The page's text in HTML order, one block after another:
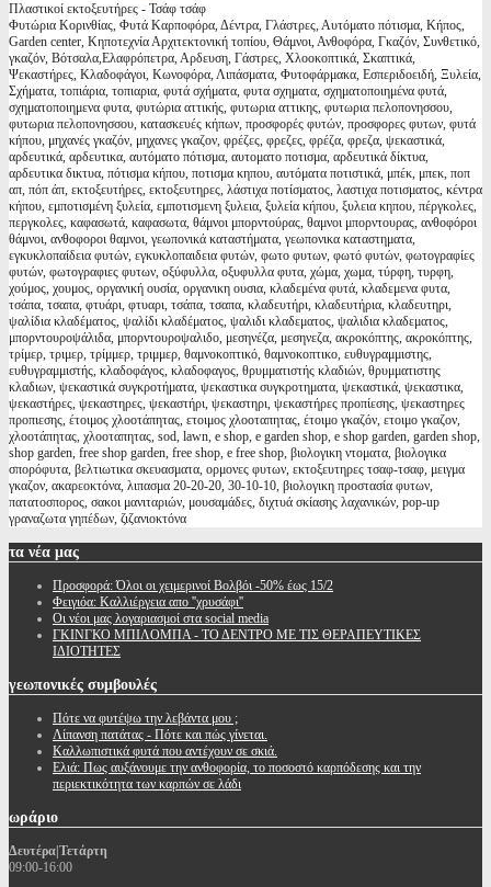
Πλαστικοί εκτοξευτήρες - Τσάφ τσάφ
Φυτώρια Κορινθίας, Φυτά Καρποφόρα, Δέντρα, Γλάστρες, Αυτόματο πότισμα, Κήπος,
Garden center, Κηποτεχνία Αρχιτεκτονική τοπίου, Θάμνοι, Ανθοφόρα, Γκαζόν, Συνθετικό,
γκαζόν, Βότσαλα,Ελαφρόπετρα, Αρδευση, Γάστρες, Χλοοκοπτικά, Σκαπτικά,
Ψεκαστήρες, Κλαδοφάγοι, Κωνοφόρα, Λιπάσματα, Φυτοφάρμακα, Εσπεριδοειδή, Ξυλεία,
Σχήματα, τοπιάρια, τοπιαρια, φυτά σχήματα, φυτα σχηματα, σχηματοποιημένα φυτά,
σχηματοποιημενα φυτα, φυτώρια αττικής, φυτωρια αττικης, φυτωρια πελοπονησσου,
φυτωρια πελοπονησσου, κατασκευές κήπων, προσφορές φυτών, προσφορες φυτων, φυτά
κήπου, μηχανές γκαζόν, μηχανες γκαζον, φρέζες, φρεζες, φρέζα, φρεζα, ψεκαστικά,
αρδευτικά, αρδευτικα, αυτόματο πότισμα, αυτοματο ποτισμα, αρδευτικά δίκτυα,
αρδευτικα δικτυα, πότισμα κήπου, ποτισμα κηπου, αυτόματα ποτιστικά, μπέκ, μπεκ, ποπ
απ, πόπ άπ, εκτοξευτήρες, εκτοξευτηρες, λάστιχα ποτίσματος, λαστιχα ποτισματος, κέντρα
κήπου, εμποτισμένη ξυλεία, εμποτισμενη ξυλεια, ξυλεία κήπου, ξυλεια κηπου, πέργκολες,
περγκολες, καφασωτά, καφασωτα, θάμνοι μπορντούρας, θαμνοι μπορντουρας, ανθοφόροι
θάμνοι, ανθοφοροι θαμνοι, γεωπονικά καταστήματα, γεωπονικα καταστηματα,
εγκυκλοπαίδεια φυτών, εγκυκλοπαιδεια φυτών, φωτο φυτων, φωτό φυτών, φωτογραφίες
φυτών, φωτογραφιες φυτων, οξύφυλλα, οξυφυλλα φυτα, χώμα, χωμα, τύρφη, τυρφη,
χούμος, χουμος, οργανική ουσία, οργανικη ουσια, κλαδεμένα φυτά, κλαδεμενα φυτα,
τσάπα, τσαπα, φτυάρι, φτυαρι, τσάπα, τσαπα, κλαδευτήρι, κλαδευτήρια, κλαδευτηρι,
ψαλίδια κλαδέματος, ψαλίδι κλαδέματος, ψαλιδι κλαδεματος, ψαλιδια κλαδεματος,
μπορντουροψάλιδα, μπορντουροψαλιδο, μεσηνέζα, μεσηνεζα, ακροκόπτης, ακροκόπτης,
τρίμερ, τριμερ, τρίμμερ, τριμμερ, θαμνοκοπτικό, θαμνοκοπτικο, ευθυγραμμιστης,
ευθυγραμμιστής, κλαδοφάγος, κλαδοφαγος, θρυμματιστής κλαδιών, θρυμματιστης
κλαδιων, ψεκαστικά συγκροτήματα, ψεκαστικα συγκροτηματα, ψεκαστικά, ψεκαστικα,
ψεκαστήρες, ψεκαστηρες, ψεκαστήρι, ψεκαστηρι, ψεκαστήρες προπίεσης, ψεκαστηρες
προπιεσης, έτοιμος χλοοτάπητας, ετοιμος χλοοταπητας, έτοιμο γκαζόν, ετοιμο γκαζον,
χλοοτάπητας, χλοοταπητας, sod, lawn, e shop, e garden shop, e shop garden, garden shop,
shop garden, free shop garden, free shop, e free shop, βιολογικη ντοματα, βιολογικα
σπορόφυτα, βελτιωτικα σκευασματα, ορμονες φυτων, εκτοξευτηρες τσαφ-τσαφ, μειγμα
γκαζον, ακαρεοκτόνα, λιπασμα 20-20-20, 30-10-10, βιολογικη προστασία φυτων,
πατατοσπορος, σακοι μανιταριών, μουσαμάδες, διχτυά σκίασης λαχανικών, pop-up
γραναζωτα γηπέδων, ζιζανιοκτόνα
τα νέα μας
Προσφορά: Όλοι οι χειμερινοί Βολβόι -50% έως 15/2
Φειγιόα: Καλλιέργεια απο ''χρυσάφι''
Oι νέοι μας λογαριασμοί στα social media
ΓΚΙΝΓΚΟ ΜΠΙΛΟΜΠΑ - ΤΟ ΔΕΝΤΡΟ ΜΕ ΤΙΣ ΘΕΡΑΠΕΥΤΙΚΕΣ
ΙΔΙΟΤΗΤΕΣ
γεωπονικές συμβουλές
Πότε να φυτέψω την λεβάντα μου ;
Λίπανση πατάτας - Πότε και πώς γίνεται.
Καλλωπιστικά φυτά που αντέχουν σε σκιά.
Ελιά: Πως αυξάνουμε την ανθοφορία, το ποσοστό καρπόδεσης και την
περιεκτικότητα των καρπών σε λάδι
ωράριο
Δευτέρα|Τετάρτη
09:00-16:00